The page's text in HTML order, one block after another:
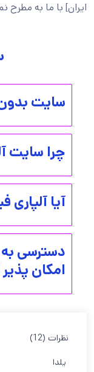
ایران] با ما به مطرح
سایت بدون
چرا سایت
آیا
دسترسی به
امکان
نظرات (12)
یلدا